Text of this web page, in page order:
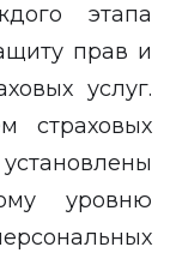
этапа
прав и
услуг.
страховых
уровню